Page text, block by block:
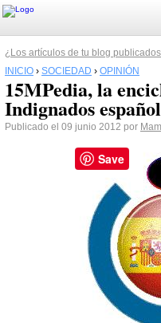
¿Los artículos de tu blog
INICIO › SOCIEDAD › OPINIÓN
15MPedia, la
Indignados
Publicado el 09 junio 2012 por
Save